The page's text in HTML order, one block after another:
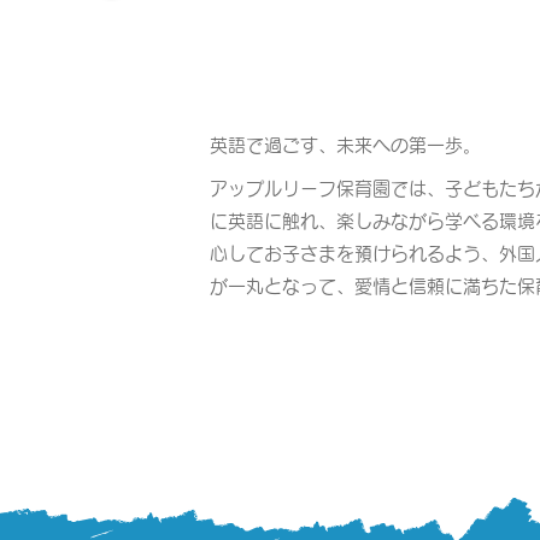
英語で過ごす、未来への第一歩。
アップルリーフ保育園では、子どもた
に英語に触れ、楽しみながら学べる環
心してお子さまを預けられるよう、外
が一丸となって、愛情と信頼に満ちた